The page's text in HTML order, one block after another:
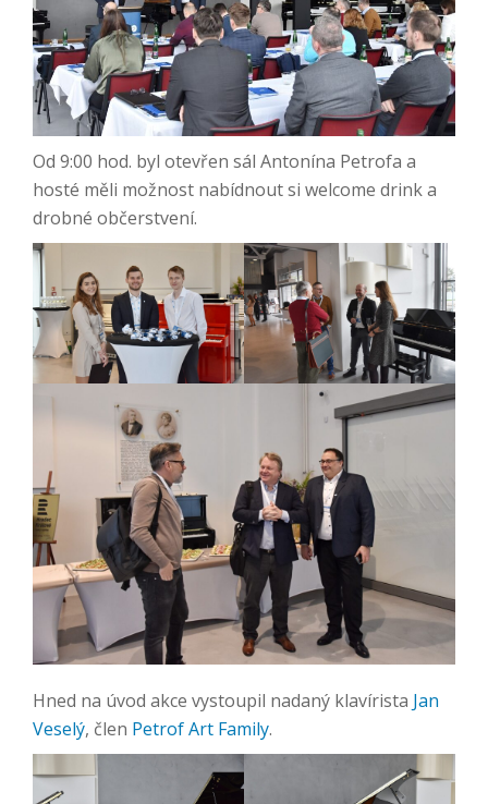
Od 9:00 hod. byl otevřen sál Antonína Petrofa a
hosté měli možnost nabídnout si welcome drink a
drobné občerstvení.
Hned na úvod akce vystoupil nadaný klavírista Jan
Veselý, člen Petrof Art Family.